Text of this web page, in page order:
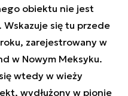
obiektu nie jest
Wskazuje się tu przede
zarejestrowany w
w Nowym Meksyku.
wtedy w wieży
wydłużony w pionie